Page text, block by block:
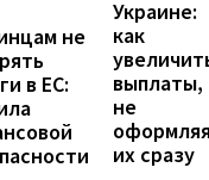
не
в ЕС:
Украине:
как
выплаты,
не
их сразу